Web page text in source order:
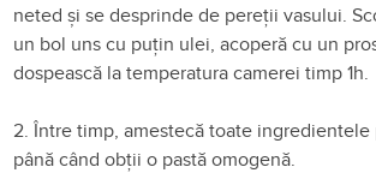
neted și se desprinde de pereții vasului.
un bol uns cu puțin ulei, acoperă cu un
dospească la temperatura camerei timp 1h.
2. Între timp, amestecă toate
până când obții o pastă omogenă.